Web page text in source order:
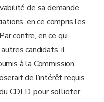
de sa demande
en ce compris les
contre, en ce qui
candidats, il
à la Commission
de l’intérêt requis
CDLD, pour solliciter